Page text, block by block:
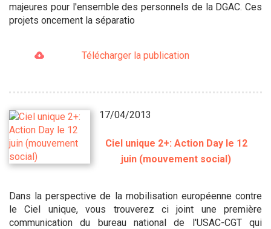
majeures pour l'ensemble des personnels de la DGAC. Ces
projets oncernent la séparatio
Télécharger la publication
17/04/2013
Ciel unique 2+: Action Day le 12
juin (mouvement social)
Dans la perspective de la mobilisation européenne contre
le Ciel unique, vous trouverez ci joint une première
communication du bureau national de l'USAC-CGT qui